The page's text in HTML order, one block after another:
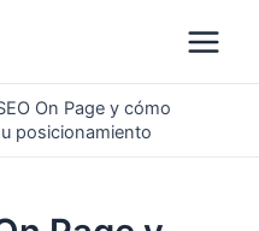
Main
On Page y cómo
posicionamiento